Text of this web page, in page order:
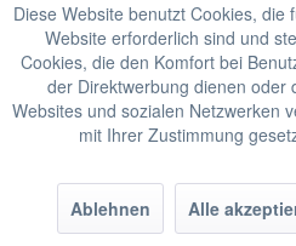
Diese Website benutzt Cookies,
Website erforderlich sind und
Cookies, die den Komfort bei
der Direktwerbung dienen oder
Websites und sozialen Netzwerken
mit Ihrer Zustimmung
Ablehnen Alle